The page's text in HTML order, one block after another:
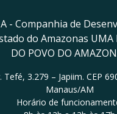
- Companhia de
do Amazonas UMA
DO POVO DO
Tefé, 3.279 – Japiim. CEP
Manaus/AM
Horário de